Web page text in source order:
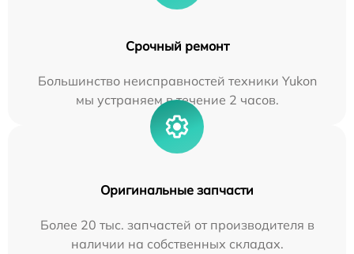
Срочный ремонт
Большинство неисправностей техники Yukon
мы устраняем в течение 2 часов.
Оригинальные запчасти
Более 20 тыс. запчастей от производителя в
наличии на собственных складах.